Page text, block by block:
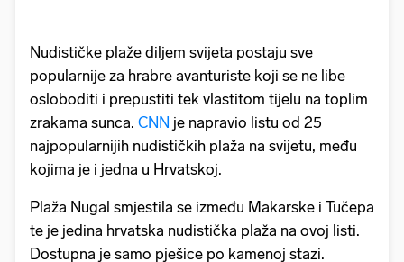
Nudističke plaže diljem svijeta postaju sve
popularnije za hrabre avanturiste koji se ne libe
osloboditi i prepustiti tek vlastitom tijelu na toplim
zrakama sunca. CNN je napravio listu od 25
najpopularnijih nudističkih plaža na svijetu, među
kojima je i jedna u Hrvatskoj.
Plaža Nugal smjestila se između Makarske i Tučepa
te je jedina hrvatska nudistička plaža na ovoj listi.
Dostupna je samo pješice po kamenoj stazi.